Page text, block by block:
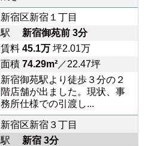
新宿区新宿１丁目
駅 新宿御苑前 3分
賃料 45.1万坪2.01万
面積 74.29m²／22.47坪
新宿御苑駅より徒歩３分の２
階店舗が出ました。現状、事
務所仕様での引渡し...
新宿区新宿３丁目
駅 新宿 3分